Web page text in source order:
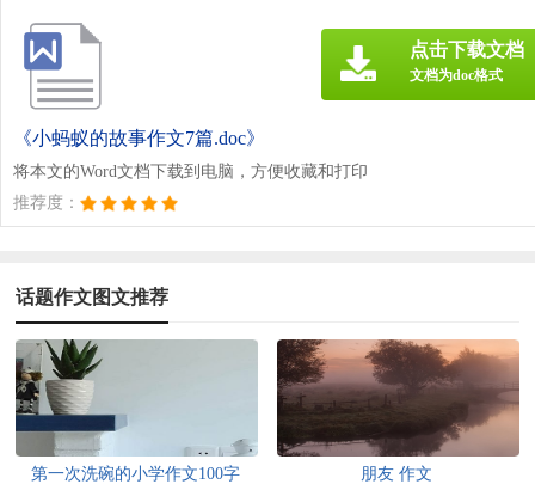
《小蚂蚁的故事作文7篇.doc》
将本文的Word文档下载到电脑，方便收藏和打印
推荐度：
点击下载文档
文档为doc格式
话题作文图文推荐
第一次洗碗的小学作文100字 朋友 作文